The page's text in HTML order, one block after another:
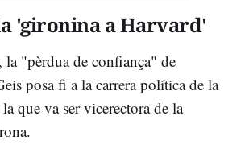
'gironina a Harvard'
la "pèrdua de confiança" de
posa fi a la carrera política de la
que va ser vicerectora de la